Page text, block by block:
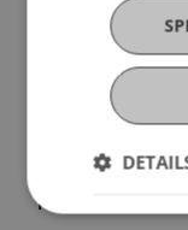
Mehr News